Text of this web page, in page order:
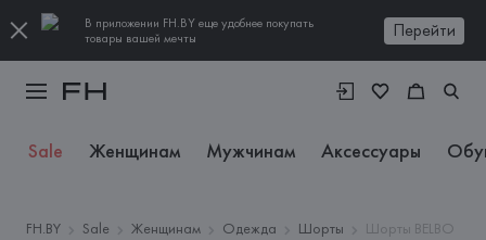
В приложении FH.BY еще удобнее покупать
товары вашей мечты
Перейти
Sale Женщинам Мужчинам Аксессуары
FH.BY Sale Женщинам Одежда Шорты
Шорты BELBO